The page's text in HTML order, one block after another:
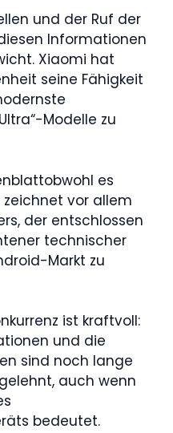
und der Ruf der
Informationen
Xiaomi hat
seine Fähigkeit
Modelle zu
es
vor allem
der entschlossen
technischer
Markt zu
ist kraftvoll:
und die
sind noch lange
auch wenn
bedeutet.